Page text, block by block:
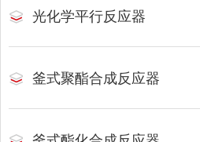
光化学平行反应器
釜式聚酯合成反应器